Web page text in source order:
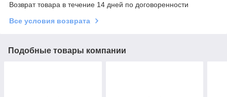
Возврат товара в течение 14 дней по договоренности
Все условия возврата
Подобные товары компании